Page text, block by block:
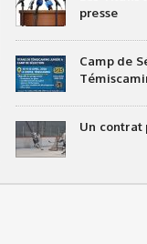
presse
Camp de
Un contrat